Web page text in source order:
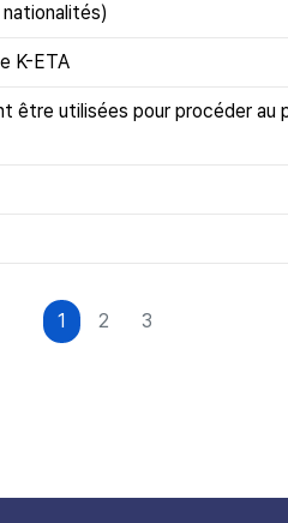
K-ETA
être utilisées pour procéder au
1 2 3